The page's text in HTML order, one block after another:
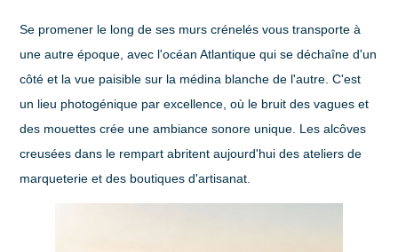
Se promener le long de ses murs crénelés vous transporte à
une autre époque, avec l'océan Atlantique qui se déchaîne d'un
côté et la vue paisible sur la médina blanche de l'autre. C'est
un lieu photogénique par excellence, où le bruit des vagues et
des mouettes crée une ambiance sonore unique. Les alcôves
creusées dans le rempart abritent aujourd'hui des ateliers de
marqueterie et des boutiques d'artisanat.